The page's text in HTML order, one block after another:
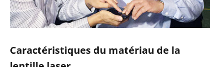
Caractéristiques du matériau de la